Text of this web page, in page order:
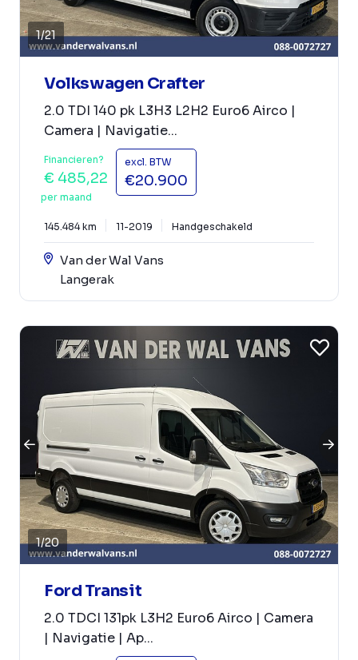
1/21
Volkswagen Crafter
2.0 TDI 140 pk L3H3 L2H2 Euro6 Airco |
Camera | Navigatie...
Financieren?
€ 485,22
per maand
excl. BTW
€20.900
145.484 km 11-2019 Handgeschakeld
Van der Wal Vans
Langerak
1/20
Ford Transit
2.0 TDCI 131pk L3H2 Euro6 Airco | Camera
| Navigatie | Ap...